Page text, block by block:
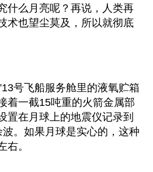
什么月亮呢？再说，人类再
术也望尘莫及，所以就彻底
号飞船服务舱里的液氧贮箱
着一截15吨重的火箭金属部
置在月球上的地震仪记录到
。如果月球是实心的，这种
右。